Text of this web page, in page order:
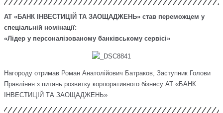
АТ «БАНК ІНВЕСТИЦІЙ ТА ЗАОЩАДЖЕНЬ» став переможцем у
спеціальній номінації:
«Лідер у персоналізованому банківському сервісі»
Нагороду отримав Роман Анатолійович Батраков, Заступник Голови
Правління з питань розвитку корпоративного бізнесу АТ «БАНК
ІНВЕСТИЦІЙ ТА ЗАОЩАДЖЕНЬ»